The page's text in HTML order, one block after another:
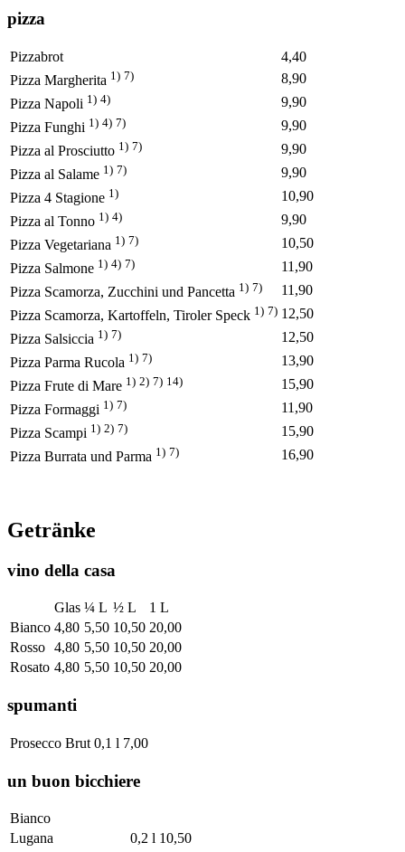
pizza
Pizzabrot
4,40
Pizza Margherita 1) 7)
8,90
Pizza Napoli 1) 4)
9,90
Pizza Funghi 1) 4) 7)
9,90
Pizza al Prosciutto 1) 7)
9,90
Pizza al Salame 1) 7)
9,90
Pizza 4 Stagione 1)
10,90
Pizza al Tonno 1) 4)
9,90
Pizza Vegetariana 1) 7)
10,50
Pizza Salmone 1) 4) 7)
11,90
Pizza Scamorza, Zucchini und Pancetta 1) 7)
11,90
Pizza Scamorza, Kartoffeln, Tiroler Speck 1) 7) 12,50
Pizza Salsiccia 1) 7)
12,50
Pizza Parma Rucola 1) 7)
13,90
Pizza Frute di Mare 1) 2) 7) 14)
15,90
Pizza Formaggi 1) 7)
11,90
Pizza Scampi 1) 2) 7)
15,90
Pizza Burrata und Parma 1) 7) 16,90
Getränke
vino della casa
Glas ¼ L ½ L
1 L
Bianco 4,80 5,50 10,50 20,00
Rosso 4,80 5,50 10,50 20,00
Rosato 4,80 5,50 10,50 20,00
spumanti
Prosecco Brut 0,1 l 7,00
un buon bicchiere
Bianco
Lugana
0,2 l 10,50